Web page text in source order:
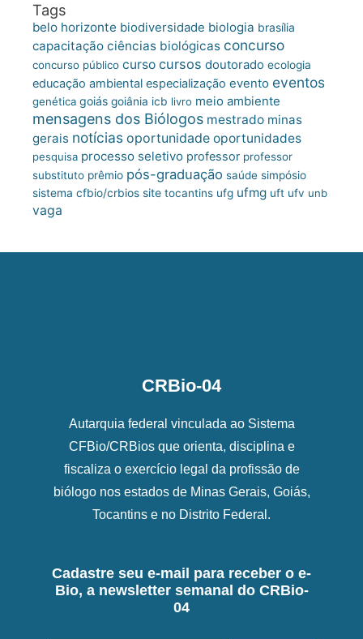
Tags
belo horizonte biodiversidade biologia brasília
capacitação ciências biológicas concurso
concurso público curso cursos doutorado ecologia
educação ambiental especialização evento eventos
genética goiás goiânia icb livro meio ambiente
mensagens dos Biólogos mestrado minas
gerais notícias oportunidade oportunidades
pesquisa processo seletivo professor professor
substituto prêmio pós-graduação saúde simpósio
sistema cfbio/crbios site tocantins ufg ufmg uft ufv unb
vaga
CRBio-04
Autarquia federal vinculada ao Sistema
CFBio/CRBios que orienta, disciplina e
fiscaliza o exercício legal da profissão de
biólogo nos estados de Minas Gerais, Goiás,
Tocantins e no Distrito Federal.
Cadastre seu e-mail para receber o e-
Bio, a newsletter semanal do CRBio-
04